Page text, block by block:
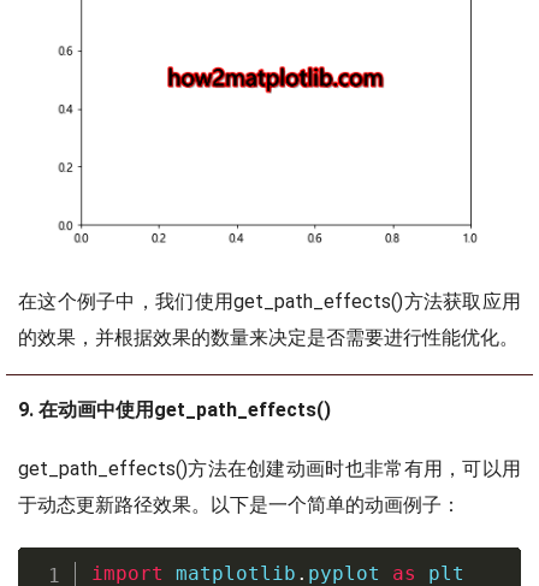
在这个例子中，我们使用get_path_effects()方法获取应用
的效果，并根据效果的数量来决定是否需要进行性能优化。
9. 在动画中使用get_path_effects()
get_path_effects()方法在创建动画时也非常有用，可以用
于动态更新路径效果。以下是一个简单的动画例子：
import matplotlib . pyplot as